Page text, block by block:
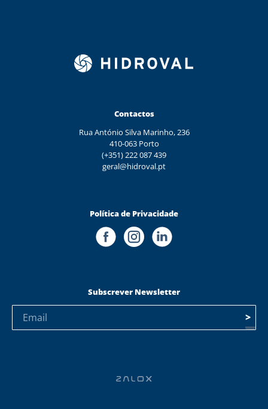
Contactos
Rua António Silva Marinho, 236
410-063 Porto
(+351) 222 087 439
geral@hidroval.pt
Política de Privacidade
Subscrever Newsletter
>